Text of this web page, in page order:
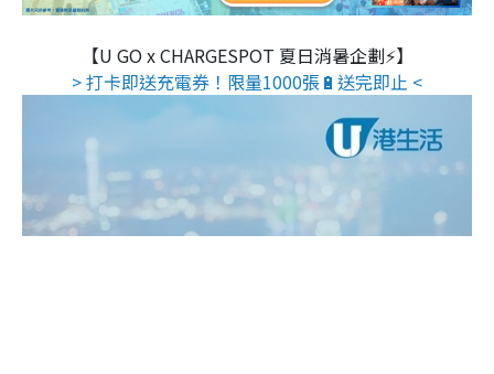
【U GO x CHARGESPOT 夏日消暑企劃⚡】
> 打卡即送充電券！限量1000張🔋送完即止 <